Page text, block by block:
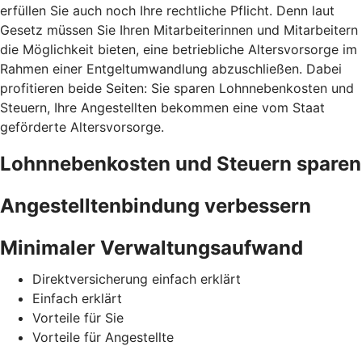
erfüllen Sie auch noch Ihre rechtliche Pflicht. Denn laut
Gesetz müssen Sie Ihren Mitarbeiterinnen und Mitarbeitern
die Möglichkeit bieten, eine betriebliche Altersvorsorge im
Rahmen einer Entgeltumwandlung abzuschließen. Dabei
profitieren beide Seiten: Sie sparen Lohnnebenkosten und
Steuern, Ihre Angestellten bekommen eine vom Staat
geförderte Altersvorsorge.
Lohnnebenkosten und Steuern sparen
Angestelltenbindung verbessern
Minimaler Verwaltungsaufwand
Direktversicherung einfach erklärt
Einfach erklärt
Vorteile für Sie
Vorteile für Angestellte